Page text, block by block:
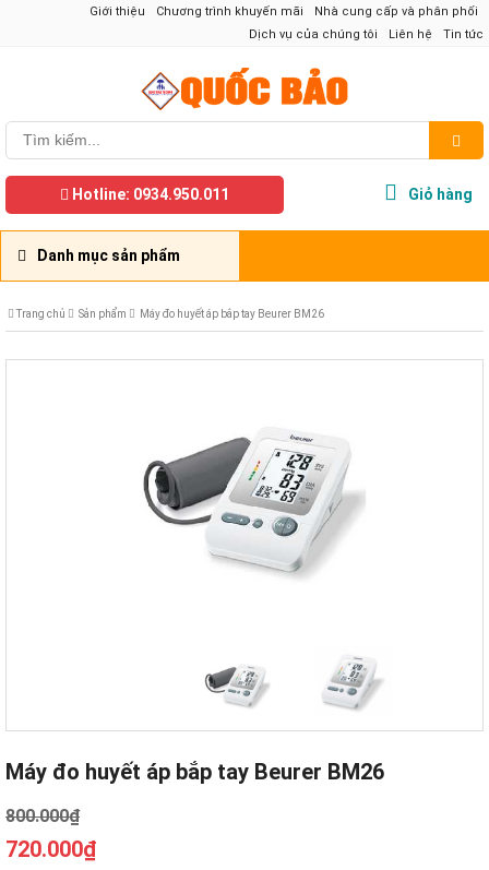
Giới thiệu Chương trình khuyến mãi
Nhà cung cấp và phân phối
Dịch vụ của chúng tôi
Liên hệ Tin tức
Hotline: 0934.950.011 Giỏ hàng
Danh mục sản phẩm
Trang chủ Sản phẩm Máy đo huyết áp bắp tay Beurer BM26
Máy đo huyết áp bắp tay Beurer BM26
800.000₫
720.000₫